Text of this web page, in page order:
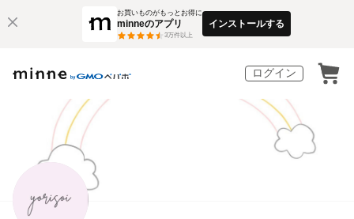
お買いものがもっとお得に
minneのアプリ
3万件以上
インストールする
ログイン